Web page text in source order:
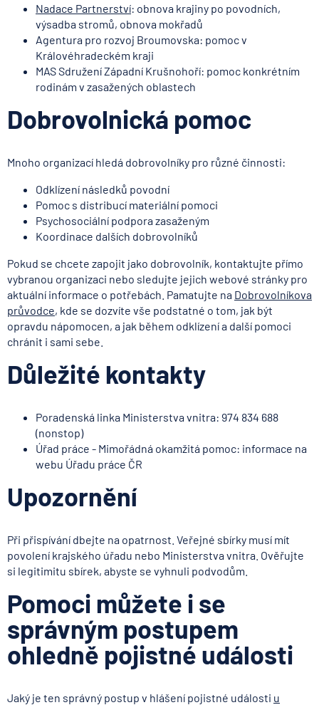
Nadace Partnerství: obnova krajiny po povodních,
výsadba stromů, obnova mokřadů
Agentura pro rozvoj Broumovska: pomoc v
Královéhradeckém kraji
MAS Sdružení Západní Krušnohoří: pomoc konkrétním
rodinám v zasažených oblastech
Dobrovolnická pomoc
Mnoho organizací hledá dobrovolníky pro různé činnosti:
Odklízení následků povodní
Pomoc s distribucí materiální pomoci
Psychosociální podpora zasaženým
Koordinace dalších dobrovolníků
Pokud se chcete zapojit jako dobrovolník, kontaktujte přímo
vybranou organizaci nebo sledujte jejich webové stránky pro
aktuální informace o potřebách. Pamatujte na Dobrovolníkova
průvodce, kde se dozvíte vše podstatné o tom, jak být
opravdu nápomocen, a jak během odklízení a další pomoci
chránit i sami sebe.
Důležité kontakty
Poradenská linka Ministerstva vnitra: 974 834 688
(nonstop)
Úřad práce - Mimořádná okamžitá pomoc: informace na
webu Úřadu práce ČR
Upozornění
Při přispívání dbejte na opatrnost. Veřejné sbírky musí mít
povolení krajského úřadu nebo Ministerstva vnitra. Ověřujte
si legitimitu sbírek, abyste se vyhnuli podvodům.
Pomoci můžete i se
správným postupem
ohledně pojistné události
Jaký je ten správný postup v hlášení pojistné události u